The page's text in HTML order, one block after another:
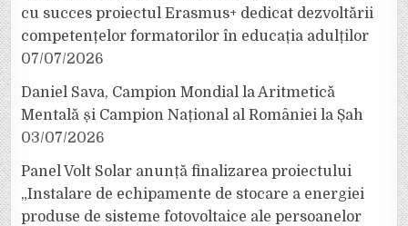
cu succes proiectul Erasmus+ dedicat dezvoltării
competențelor formatorilor în educația adulților
07/07/2026
Daniel Sava, Campion Mondial la Aritmetică
Mentală și Campion Național al României la Șah
03/07/2026
Panel Volt Solar anunță finalizarea proiectului
„Instalare de echipamente de stocare a energiei
produse de sisteme fotovoltaice ale persoanelor